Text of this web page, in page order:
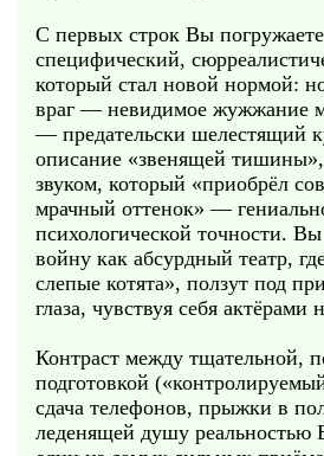
С первых строк Вы погружаете
специфический,
который стал новой нормой:
враг — невидимое жужжание
— предательски шелестящий
описание «звенящей
звуком, который «приобрёл
мрачный оттенок» —
психологической точности.
войну как абсурдный театр,
слепые котята», ползут под
глаза, чувствуя себя актёрами
Контраст между тщательной,
подготовкой
сдача телефонов, прыжки в
леденящей душу реальностью